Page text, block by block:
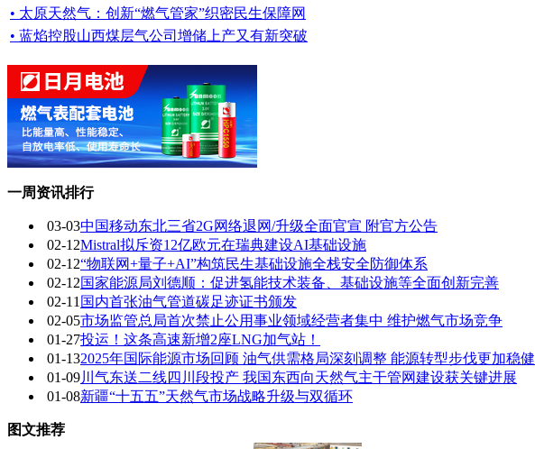
• 太原天然气：创新“燃气管家”织密民生保障网
• 蓝焰控股山西煤层气公司增储上产又有新突破
一周资讯排行
03-03中国移动东北三省2G网络退网/升级全面官宣 附官方公告
02-12Mistral拟斥资12亿欧元在瑞典建设AI基础设施
02-12“物联网+量子+AI”构筑民生基础设施全栈安全防御体系
02-12国家能源局刘德顺：促进氢能技术装备、基础设施等全面创新完善
02-11 国内首张油气管道碳足迹证书颁发
02-05市场监管总局首次禁止公用事业领域经营者集中 维护燃气市场竞争
01-27投运！这条高速新增2座LNG加气站！
01-132025年国际能源市场回顾 油气供需格局深刻调整 能源转型步伐更加稳健
01-09川气东送二线四川段投产 我国东西向天然气主干管网建设获关键进展
01-08新疆“十五五”天然气市场战略升级与双循环
图文推荐